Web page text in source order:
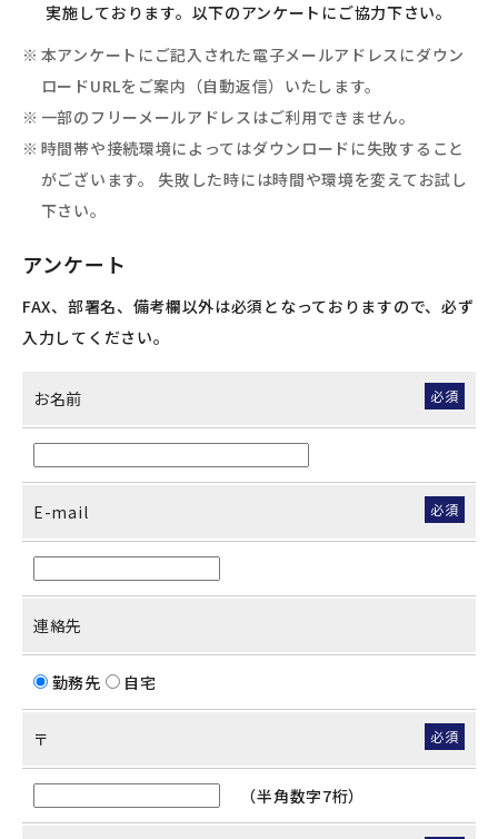
実施しております。以下のアンケートにご協力下さい。
本アンケートにご記入された電子メールアドレスにダウン
ロードURLをご案内（自動返信）いたします。
一部のフリーメールアドレスはご利用できません。
時間帯や接続環境によってはダウンロードに失敗すること
がございます。 失敗した時には時間や環境を変えてお試し
下さい。
アンケート
FAX、部署名、備考欄以外は必須となっておりますので、必ず
入力してください。
お名前 必須
E-mail 必須
連絡先
勤務先 自宅
〒 必須
（半角数字7桁）